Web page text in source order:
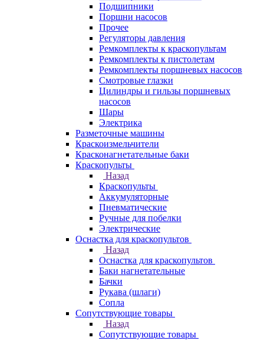
Подшипники
Поршни насосов
Прочее
Регуляторы давления
Ремкомплекты к краскопультам
Ремкомплекты к пистолетам
Ремкомплекты поршневых насосов
Смотровые глазки
Цилиндры и гильзы поршневых
насосов
Шары
Электрика
Разметочные машины
Краскоизмельчители
Красконагнетательные баки
Краскопульты
Назад
Краскопульты
Аккумуляторные
Пневматические
Ручные для побелки
Электрические
Оснастка для краскопультов
Назад
Оснастка для краскопультов
Баки нагнетательные
Бачки
Рукава (шлаги)
Сопла
Сопутствующие товары
Назад
Сопутствующие товары